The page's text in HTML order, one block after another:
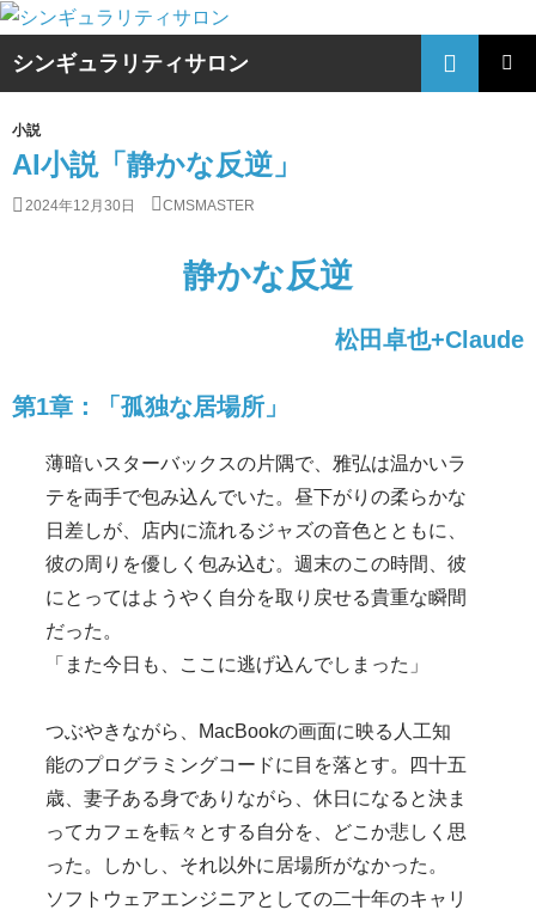
コ
ス
シンギュラリティサロン
小説
AI小説「静かな反逆」
2024年12月30日 CMSMASTER
静かな反逆
松田卓也+Claude
第1章：「孤独な居場所」
薄暗いスターバックスの片隅で、雅弘は温かいラ
テを両手で包み込んでいた。昼下がりの柔らかな
日差しが、店内に流れるジャズの音色とともに、
彼の周りを優しく包み込む。週末のこの時間、彼
にとってはようやく自分を取り戻せる貴重な瞬間
だった。
「また今日も、ここに逃げ込んでしまった」
つぶやきながら、MacBookの画面に映る人工知
能のプログラミングコードに目を落とす。四十五
歳、妻子ある身でありながら、休日になると決ま
ってカフェを転々とする自分を、どこか悲しく思
った。しかし、それ以外に居場所がなかった。
ソフトウェアエンジニアとしての二十年のキャリ